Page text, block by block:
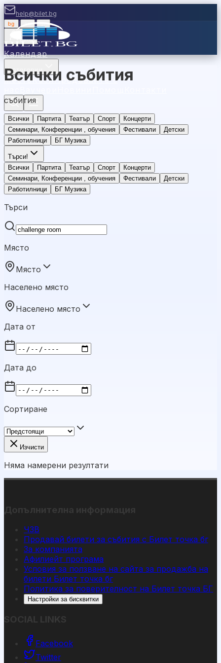
help@bilet.bg
bg |
Вход
Календар
Категории
МестаКасиПродавайте с
Всички събития
събития
Всички Партита Театър Спорт
Концерти
Семинари, Конференции , обучения
Фестивали
Детски
Работилници
БГ Музика
Търси!
Всички
Партита Театър Спорт
Концерти
Семинари, Конференции , обучения
Фестивали
Детски
Работилници
БГ Музика
Търси
Място
Място
Населено място
Населено място
Дата от
Дата до
Сортиране
Изчисти
Няма намерени резултати
Допълнителна информация
ЧЗВ
Продавай билети за събития с Билет точка бг
За компанията
Афилиейт програма
Условия за ползване на сайта за продажба на
билети Билет точка бг
Политика за поверителност на Билет точка БГ
Настройки за бисквитки
SOCIAL LINKS
Facebook
Twitter